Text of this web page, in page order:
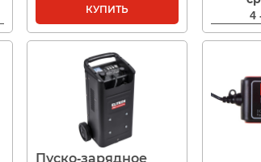
КУПИТЬ
4
Пуско-зарядное